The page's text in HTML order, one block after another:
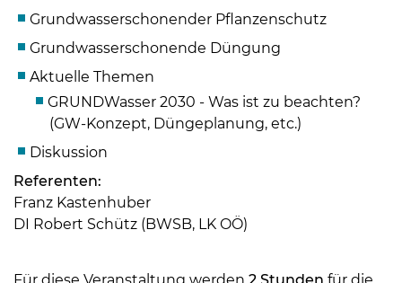
Skip to main content
Grundwasserschonender Pflanzenschutz
Grundwasserschonende Düngung
Aktuelle Themen
GRUNDWasser 2030 - Was ist zu beachten?
(GW-Konzept, Düngeplanung, etc.)
Diskussion
Referenten:
Franz Kastenhuber
DI Robert Schütz (BWSB, LK OÖ)
Für diese Veranstaltung werden 2 Stunden für die